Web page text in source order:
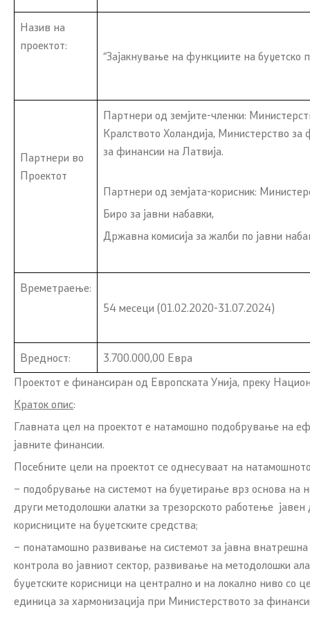
Политика за квалитет
Превенција од корупција
Органограм
јавниот
Закони и прописи
Буџет и финансирање на ЕЛС
Царина
Јавен долг
Позајмување од странство
Гаранции за позајмување од
странство
Јавна внатрешна финансиска
контрола
Управа за имотно правни работи -
Финансиска инспекција во
јавниот сектор
Обраќања
Извештаи
Слободен
Заштита
Вести
Листа на
Назив на
проектот:
“Зајакнување на функциите на
Партнери во
Проектот
Партнери од земјите-членки:
Кралството Холандија, Министерство
за финансии на Латвија.
Партнери од земјата-корисник:
Биро за јавни набавки,
Државна комисија за жалби по јавни
Времетраење:
54 месеци (01.02.2020-31.07.2024)
Вредност:
3.700.000,00 Евра
Проектот е финансиран од Европската Унија, преку
Краток опис:
Главната цел на проектот е натамошно подобрување на
јавните финансии.
Посебните цели на проектот се однесуваат на
– подобрување на системот на буџетирање врз основа на
други методолошки алатки за трезорското работење
корисниците на буџетските средства;
– понатамошно развивање на системот за јавна
контрола во јавниот сектор, развивање на методолошки
буџетските корисници на централно и на локално ниво
единица за хармонизација при Министерството за